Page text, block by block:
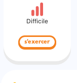
Difficile
s'exercer